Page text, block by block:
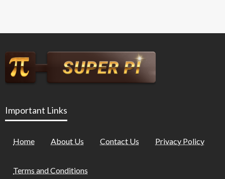
Important Links
Home About Us Contact Us Privacy Policy
Terms and Conditions